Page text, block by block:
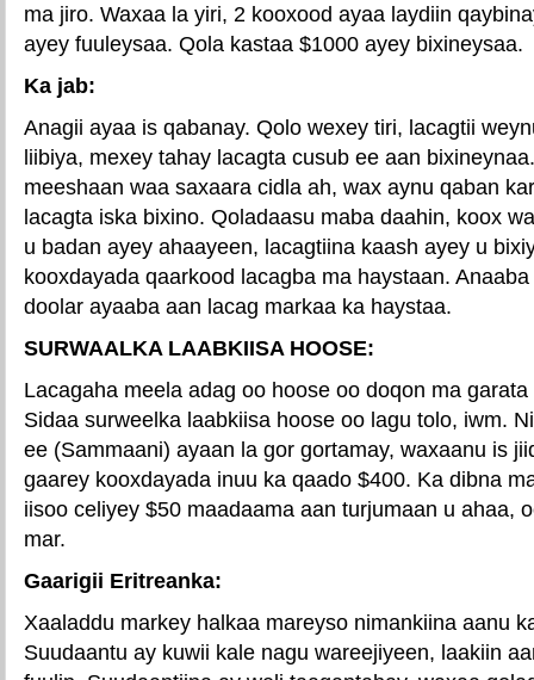
ma jiro. Waxaa la yiri, 2 kooxood ayaa laydiin
ayey fuuleysaa. Qola kastaa $1000 ayey bixineysaa.
Ka jab:
Anagii ayaa is qabanay. Qolo wexey tiri, lacagtii
liibiya, mexey tahay lacagta cusub ee aan
meeshaan waa saxaara cidla ah, wax aynu qaban
lacagta iska bixino. Qoladaasu maba daahin, koox
u badan ayey ahaayeen, lacagtiina kaash ayey u
kooxdayada qaarkood lacagba ma haystaan.
doolar ayaaba aan lacag markaa ka haystaa.
SURWAALKA LAABKIISA HOOSE:
Lacagaha meela adag oo hoose oo doqon ma
Sidaa surweelka laabkiisa hoose oo lagu tolo, iwm.
ee (Sammaani) ayaan la gor gortamay, waxaanu is
gaarey kooxdayada inuu ka qaado $400. Ka dibna
iisoo celiyey $50 maadaama aan turjumaan u ahaa,
mar.
Gaarigii Eritreanka:
Xaaladdu markey halkaa mareyso nimankiina aanu
Suudaantu ay kuwii kale nagu wareejiyeen, laakiin